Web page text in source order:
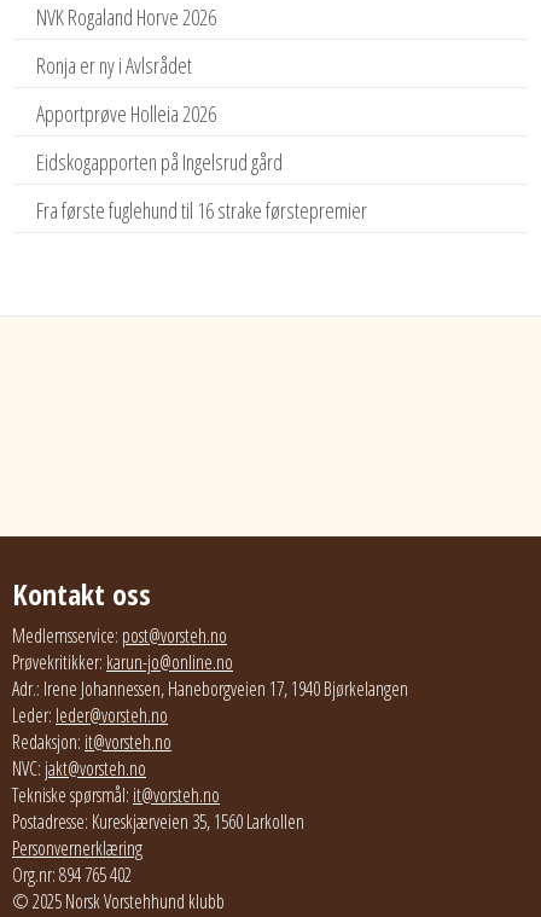
NVK Rogaland Horve 2026
Ronja er ny i Avlsrådet
Apportprøve Holleia 2026
Eidskogapporten på Ingelsrud gård
Fra første fuglehund til 16 strake førstepremier
Kontakt oss
Medlemsservice: post@vorsteh.no
Prøvekritikker: karun-jo@online.no
Adr.: Irene Johannessen, Haneborgveien 17, 1940 Bjørkelangen
Leder: leder@vorsteh.no
Redaksjon: it@vorsteh.no
NVC: jakt@vorsteh.no
Tekniske spørsmål: it@vorsteh.no
Postadresse: Kureskjærveien 35, 1560 Larkollen
Personvernerklæring
Org.nr: 894 765 402
© 2025 Norsk Vorstehhund klubb